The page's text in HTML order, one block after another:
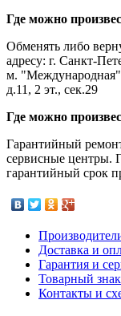
Где можно
Обменять либо
адресу: г. Санкт-
м.
д.11, 2 эт., сек.29
Где можно
Гарантийный
сервисные центры.
гарантийный срок
Доставка и
Гарантия и
Товарный
Контакты и